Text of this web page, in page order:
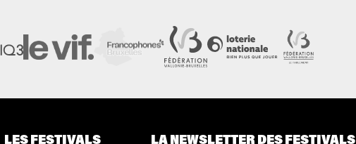
LES FESTIVALS LA NEWSLETTER DES FESTIVALS